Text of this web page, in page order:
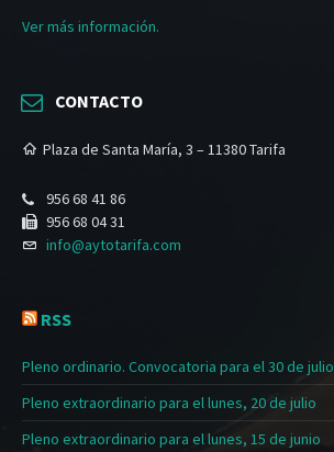
Ver más información.
CONTACTO
Plaza de Santa María, 3 – 11380 Tarifa
956 68 41 86
956 68 04 31
info@aytotarifa.com
RSS
Pleno ordinario. Convocatoria para el 30 de julio
Pleno extraordinario para el lunes, 20 de julio
Pleno extraordinario para el lunes, 15 de junio